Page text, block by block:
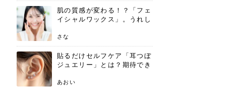
肌の質感が変わる！？「フェ
イシャルワックス」。うれし
ための基礎知識
さな
貼るだけセルフケア「耳つぼ
ジュエリー」とは？期待でき
あおい